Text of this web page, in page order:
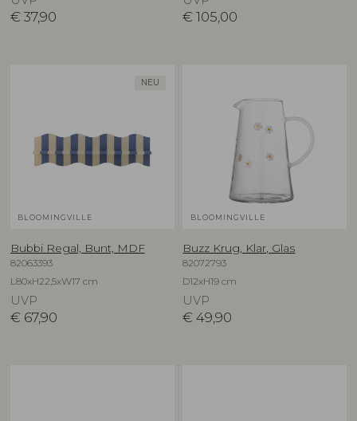
€ 37,90 € 105,00
NEU
BLOOMINGVILLE
Bubbi Regal, Bunt, MDF
82063393
L80xH22,5xW17 cm
UVP
€ 67,90
BLOOMINGVILLE
Buzz Krug, Klar, Glas
82072793
D12xH19 cm
UVP
€ 49,90